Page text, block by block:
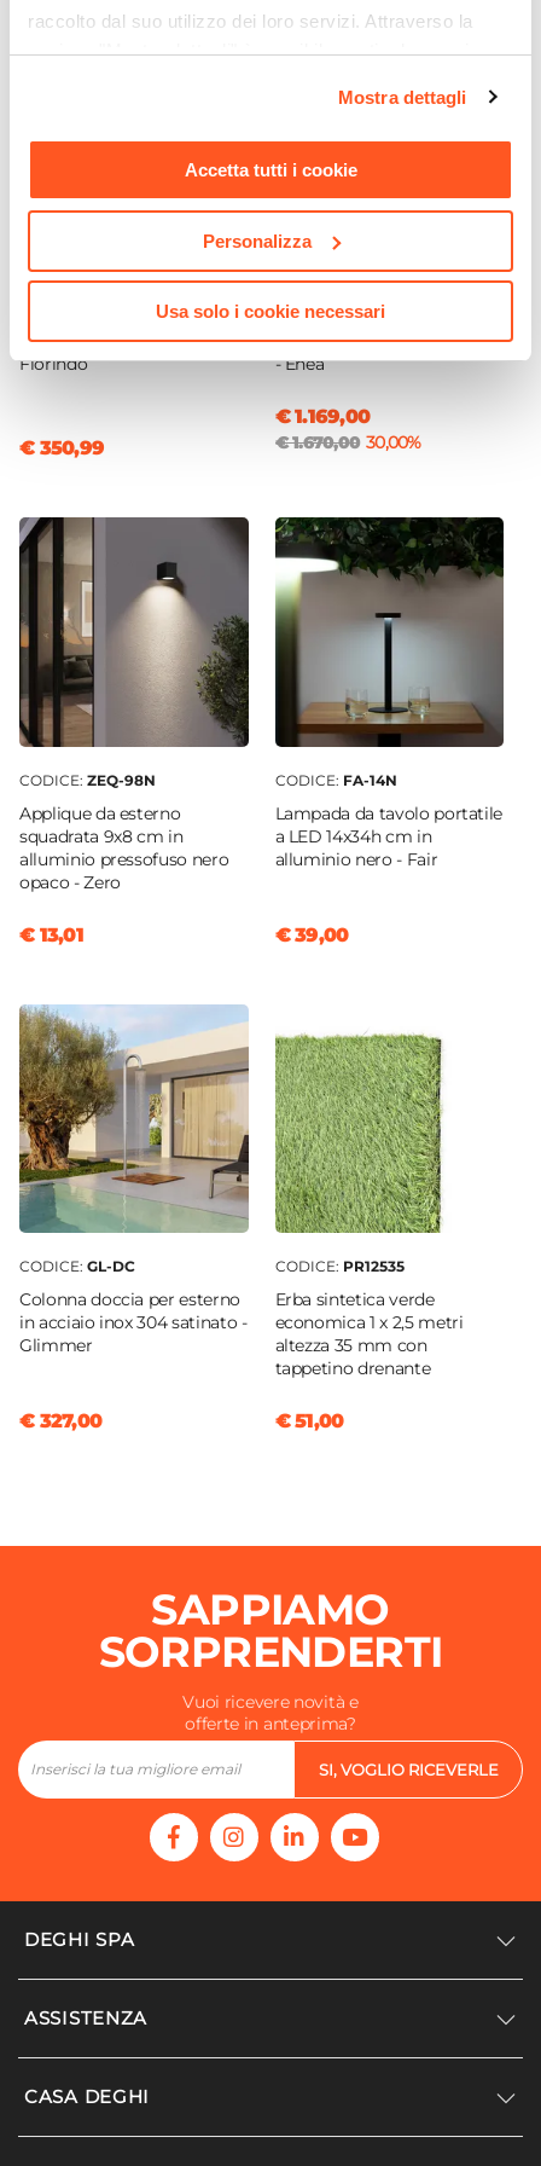
raccolto dal suo utilizzo dei loro servizi. Attraverso la
sezione "Mostra dettagli" è possibile gestire le proprie
momento. Per maggiori informazioni si invita a leggere la
nostraCookie Policy.
Mostra dettagli
Accetta tutti i cookie
Personalizza
Usa solo i cookie necessari
CODICE:KM-2NR
Tavolo alto rotondo 70 cm
in polietilene grafite -
Florindo
€ 350,99
CODICE:ENP-33A
Pergola con tetto a lamelle
3x3 m in alluminio antracite
- Enea
€ 1.169,00
€ 1.670,00 30,00%
CODICE: ZEQ-98N
Applique da esterno
squadrata 9x8 cm in
alluminio pressofuso nero
opaco - Zero
€ 13,01
CODICE: FA-14N
Lampada da tavolo portatile
a LED 14x34h cm in
alluminio nero - Fair
€ 39,00
CODICE: GL-DC
Colonna doccia per esterno
in acciaio inox 304 satinato -
Glimmer
€ 327,00
CODICE: PR12535
Erba sintetica verde
economica 1 x 2,5 metri
altezza 35 mm con
tappetino drenante
€ 51,00
SAPPIAMO
SORPRENDERTI
Vuoi ricevere novità e
offerte in anteprima?
SI, VOGLIO RICEVERLE
DEGHI SPA
Accedi/Registrati
ASSISTENZA
Supporto
CASA DEGHI